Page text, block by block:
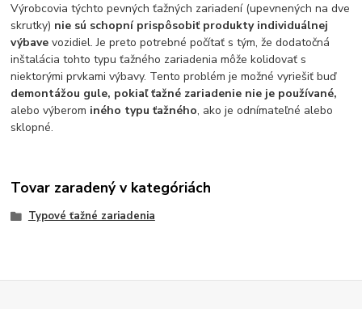
Výrobcovia týchto pevných ťažných zariadení (upevnených na dve
skrutky) nie sú schopní prispôsobiť produkty individuálnej
výbavevozidiel. Je preto potrebné počítať s tým, že dodatočná
inštalácia tohto typu ťažného zariadenia môže kolidovať s
niektorými prvkami výbavy. Tento problém je možné vyriešiť buď
demontážou gule, pokiaľ ťažné zariadenie nie je používané,
alebo výberom iného typu ťažného, ako je odnímateľné alebo
sklopné.
Tovar zaradený v kategóriách
Typové ťažné zariadenia